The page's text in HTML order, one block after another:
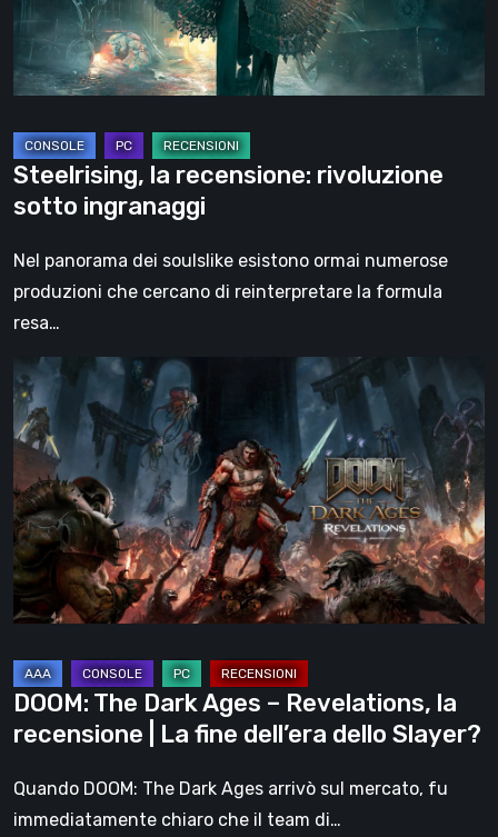
Steelrising, la recensione: rivoluzione
sotto ingranaggi
Nel panorama dei soulslike esistono ormai numerose
produzioni che cercano di reinterpretare la formula
resa…
DOOM:
The
Dark
Ages
–
Revelations,
la
recensione
|
fine
dell’era
dello
DOOM: The Dark Ages – Revelations, la
recensione | La fine dell’era dello Slayer?
Quando DOOM: The Dark Ages arrivò sul mercato, fu
immediatamente chiaro che il team di…